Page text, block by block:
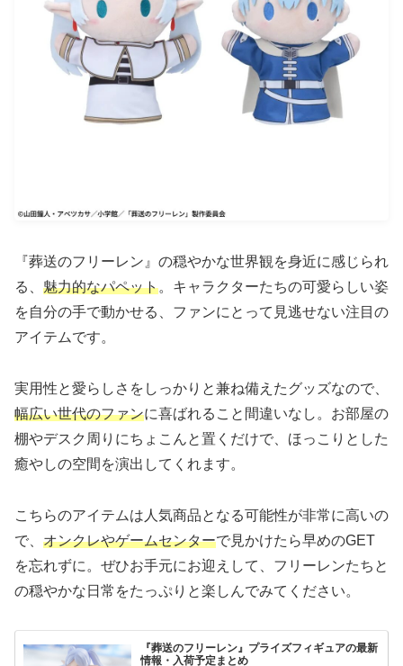
『葬送のフリーレン』の穏やかな世界観を身近に感じられ
る、 魅力的なパペット。キャラクターたちの可愛らしい姿
を自分の手で動かせる、ファンにとって見逃せない注目の
アイテムです。
実用性と愛らしさをしっかりと兼ね備えたグッズなので、
幅広い世代のファンに喜ばれること間違いなし。お部屋の
棚やデスク周りにちょこんと置くだけで、ほっこりとした
癒やしの空間を演出してくれます。
こちらのアイテムは人気商品となる可能性が非常に高いの
で、 オンクレやゲームセンターで見かけたら早めのGET
を忘れずに。ぜひお手元にお迎えして、フリーレンたちと
の穏やかな日常をたっぷりと楽しんでみてください。
『葬送のフリーレン』プライズフィギュアの最新
情報・入荷予定まとめ